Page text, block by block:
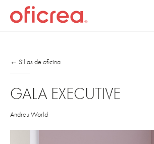
← Sillas de oficina
GALA EXECUTIVE
Andreu World